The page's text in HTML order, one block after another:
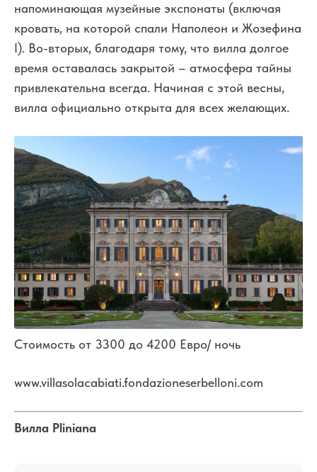
напоминающая музейные экспонаты (включая
кровать, на которой спали Наполеон и Жозефина
I). Во-вторых, благодаря тому, что вилла долгое
время оставалась закрытой – атмосфера тайны
привлекательна всегда. Начиная с этой весны,
вилла официально открыта для всех желающих.
Стоимость от 3300 до 4200 Евро/ ночь
www.villasolacabiati.fondazioneserbelloni.com
Вилла Pliniana